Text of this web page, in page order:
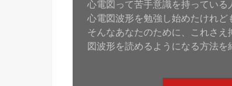
心電図って苦手意識を持っている
心電図波形を勉強し始めたけれど
そんなあなたのために、これさ
図波形を読めるようになる方法を